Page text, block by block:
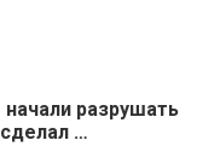
разрушать
…